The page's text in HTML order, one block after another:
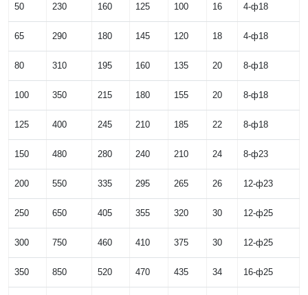
50 230 160 125 100 16 4-ф18
65 290 180 145 120 18 4-ф18
80 310 195 160 135 20 8-ф18
100 350 215 180 155 20 8-ф18
125 400 245 210 185 22 8-ф18
150 480 280 240 210 24 8-ф23
200 550 335 295 265 26 12-ф23
250 650 405 355 320 30 12-ф25
300 750 460 410 375 30 12-ф25
350 850 520 470 435 34 16-ф25